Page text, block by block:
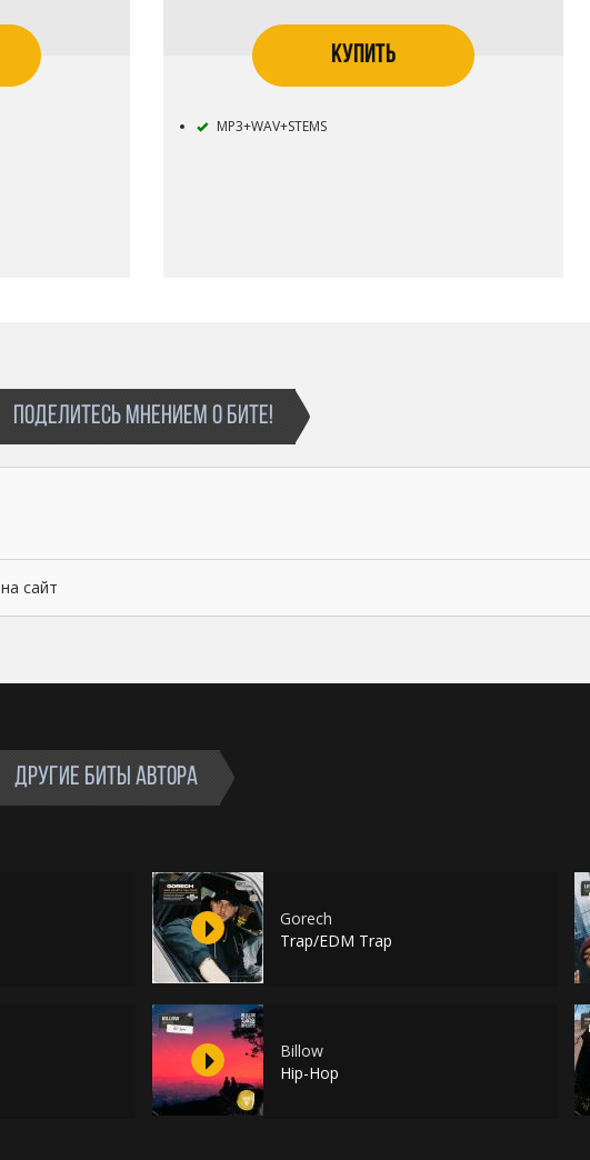
КУПИТЬ
MP3+WAV+STEMS
ПОДЕЛИТЕСЬ МНЕНИЕМ О БИТЕ!
на сайт
ДРУГИЕ БИТЫ АВТОРА
Gorech
Trap/EDM Trap
Billow
Hip-Hop